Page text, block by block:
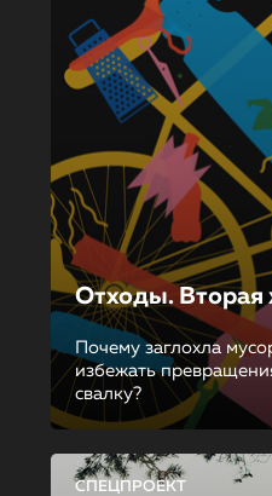
Отходы. Вторая
Почему заглохла
избежать
свалку?
СПЕЦПРОЕКТ